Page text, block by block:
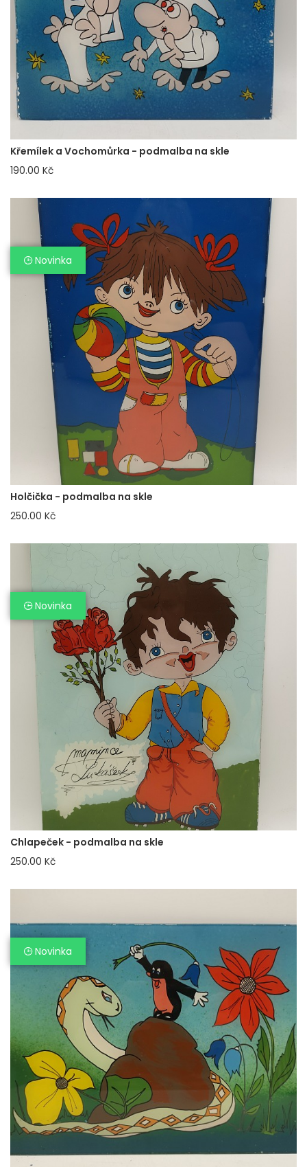
Křemílek a Vochomůrka - podmalba na skle
190.00 Kč
Holčička - podmalba na skle
Novinka
250.00 Kč
Chlapeček - podmalba na skle
Novinka
250.00 Kč
Novinka